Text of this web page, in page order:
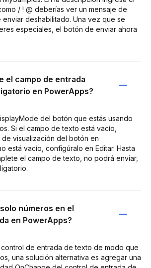
/ ! @ deberías ver un mensaje de
deshabilitado. Una vez que se
especiales, el botón de enviar ahora
el campo de entrada
en PowerApps?
del botón que estás usando
Si el campo de texto está vacío,
visualización del botón en
está vacío, configúralo en Editar. Hasta
el campo de texto, no podrá enviar,
números en el
en PowerApps?
de entrada de texto de modo que
una solución alternativa es agregar una